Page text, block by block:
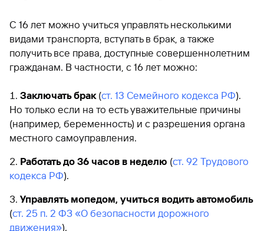
С 16 лет можно учиться управлять несколькими
видами транспорта, вступать в брак, а также
получить все права, доступные совершеннолетним
гражданам. В частности, с 16 лет можно:
Заключать брак(ст. 13 Семейного кодекса РФ).
Но только если на то есть уважительные причины
(например, беременность) и с разрешения органа
местного самоуправления.
Работать до 36 часов в неделю (ст. 92 Трудового
кодекса РФ).
Управлять мопедом, учиться водить автомобиль
(ст. 25 п. 2 ФЗ «О безопасности дорожного
движения»).